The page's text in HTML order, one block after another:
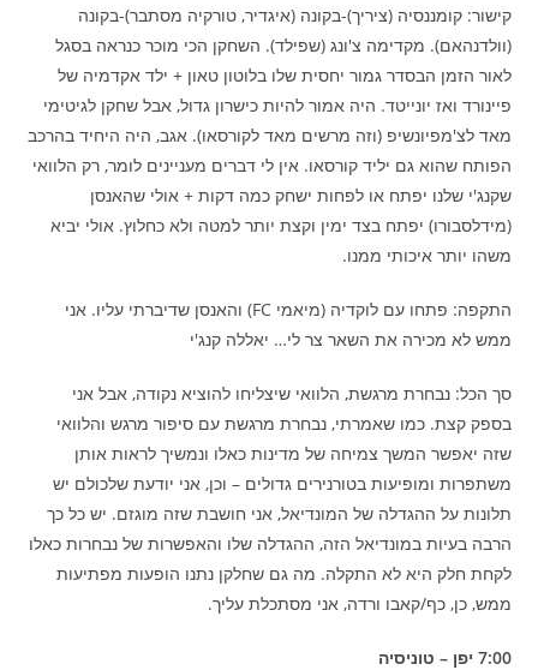
קישור: קומננסיה (ציריך)-בקונה (איגדיר, טורקיה מסתבר)-בקונה
(וולדנהאם). מקדימה צ'ונג (שפילד). השחקן הכי מוכר כנראה בסגל
לאור הזמן הבסדר גמור יחסית שלו בלוטון טאון + ילד אקדמיה של
פיינורד ואז יונייטד. היה אמור להיות כישרון גדול, אבל שחקן לגיטימי
מאד לצ'מפיונשיפ (וזה מרשים מאד לקורסאו). אגב, היה היחיד בהרכב
הפותח שהוא גם יליד קורסאו. אין לי דברים מעניינים לומר, רק הלוואי
שקנג'י שלנו יפתח או לפחות ישחק כמה דקות + אולי שהאנסן
(מידלסבורו) יפתח בצד ימין וקצת יותר למטה ולא כחלוץ. אולי יביא
משהו יותר איכותי ממנו.
התקפה: פתחו עם לוקדיה (מיאמי FC) והאנסן שדיברתי עליו. אני
ממש לא מכירה את השאר צר לי… יאללה קנג'י
סך הכל: נבחרת מרגשת, הלוואי שיצליחו להוציא נקודה, אבל אני
בספק קצת. כמו שאמרתי, נבחרת מרגשת עם סיפור מרגש והלוואי
שזה יאפשר המשך צמיחה של מדינות כאלו ונמשיך לראות אותן
משתפרות ומופיעות בטורנירים גדולים – וכן, אני יודעת שלכולם יש
תלונות על ההגדלה של המונדיאל, אני חושבת שזה מוגזם. יש כל כך
הרבה בעיות במונדיאל הזה, ההגדלה שלו והאפשרות של נבחרות כאלו
לקחת חלק היא לא התקלה. מה גם שחלקן נתנו הופעות מפתיעות
ממש, כן, כף/קאבו ורדה, אני מסתכלת עליך.
7:00 יפן – טוניסיה